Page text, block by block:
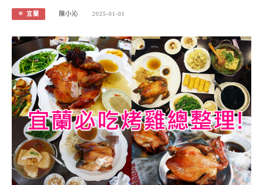
＊ 宜蘭 陳小沁 2025-01-01